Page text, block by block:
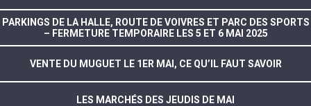
PARKINGS DE LA HALLE, ROUTE DE VOIVRES ET PARC DES SPORTS
– FERMETURE TEMPORAIRE LES 5 ET 6 MAI 2025
VENTE DU MUGUET LE 1ER MAI, CE QU’IL FAUT SAVOIR
LES MARCHÉS DES JEUDIS DE MAI